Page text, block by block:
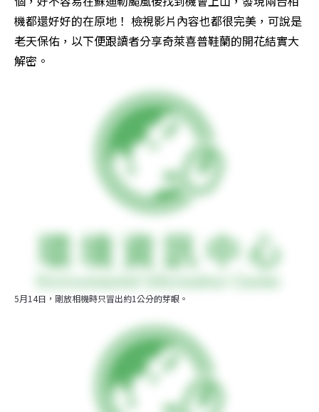
機都還好好的在原地！ 檢視影片內容也都很完美，可說是
老天保佑，以下便跟讀者分享奇萊喜普鞋蘭的開花結實大
解密。
5月14日，剛放相機時只冒出約1公分的芽眼。